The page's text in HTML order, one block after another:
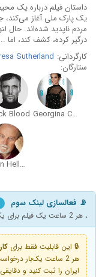
داستان فیلم درباره یک
یک پارک ملی آغاز می‌کند،
مردم ناپدید شده‌اند. حال
درگیر کرده، کشف کند، اما
کارگردانی: Sutherland
ستارگان:
Georgina Campbell
Blood
Soren Hellerup
📡 فعالسازی لینک سوم
، هر 2 ساعت یک فیلم برای یک کاربر ویژه
🔒 این قابلیت فقط برای
ایران را ثبت کنید و